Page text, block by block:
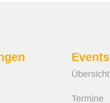
Events
Übersicht
Termine